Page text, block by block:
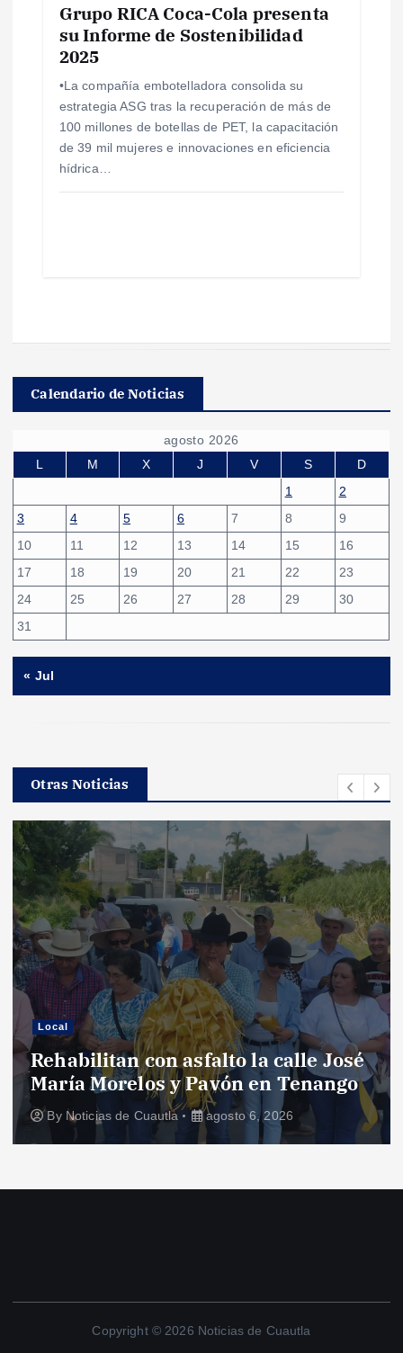
Grupo RICA Coca-Cola presenta
su Informe de Sostenibilidad
2025
•La compañía embotelladora consolida su
estrategia ASG tras la recuperación de más de
100 millones de botellas de PET, la capacitación
de 39 mil mujeres e innovaciones en eficiencia
hídrica…
Calendario de Noticias
agosto 2026
L
M X J V S
D
1
2
3
4 5 6 7 8
9
10
11 12 13 14 15
16
17
18 19 20 21 22
23
24
25 26 27 28 29
30
31
« Jul
Otras Noticias
Local
Rehabilitan con asfalto la calle José
María Morelos y Pavón en Tenango
By Noticias de Cuautla agosto 6, 2026
Copyright © 2026 Noticias de Cuautla